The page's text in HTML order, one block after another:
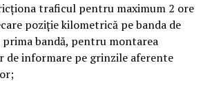
traficul pentru maximum 2 ore
poziție kilometrică pe banda de
prima bandă, pentru montarea
de informare pe grinzile aferente